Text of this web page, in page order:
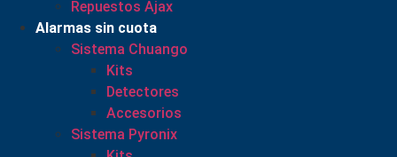
Repuestos Ajax
Alarmas sin cuota
Sistema Chuango
Kits
Detectores
Accesorios
Sistema Pyronix